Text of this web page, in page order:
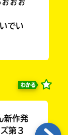
でい
わかる
新作発
第３